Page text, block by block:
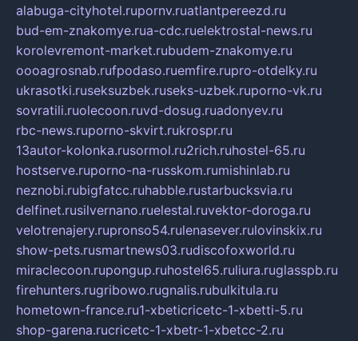
alabuga-cityhotel.rupornv.ruatlantpereezd.ru
bud-em-znakomye.rua-cdc.ruelektrostal-news.ru
korolevremont-market.rubudem-znakomye.ru
oooagrosnab.rufpodaso.ruemfire.rupro-otdelky.ru
ukrasotki.ruseksuzbek.ruseks-uzbek.ruporno-vk.ru
sovratili.ruolecoon.ruvd-dosug.ruadonyev.ru
rbc-news.ruporno-skvirt.rukrospr.ru
13autor-kolonka.rusormol.ru2rich.ruhostel-65.ru
hostserve.ruporno-na-russkom.rumishinlab.ru
neznobi.rubigfatcc.ruhabble.rustarbucksvia.ru
delfinet.rusilvernano.ruelestal.ruvektor-doroga.ru
velotrenajery.rupronso54.rulenasever.rulovinskix.ru
show-pets.rusmartnews03.rudiscofoxworld.ru
miraclecoon.rupongup.ruhostel65.ruliura.ruglasspb.ru
firehunters.rugribowo.rugnalis.rubulkitula.ru
hometown-france.ru1-xbeticricetc-1-xbetti-5.ru
shop-garena.rucricetc-1-xbetr-1-xbetcc-2.ru